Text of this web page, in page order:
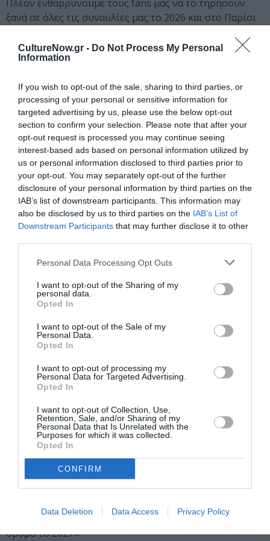
CultureNow.gr - Do Not Process My Personal
Information
If you wish to opt-out of the sale, sharing to third parties, or
processing of your personal or sensitive information for
targeted advertising by us, please use the below opt-out
section to confirm your selection. Please note that after your
opt-out request is processed you may continue seeing
interest-based ads based on personal information utilized by
us or personal information disclosed to third parties prior to
your opt-out. You may separately opt-out of the further
disclosure of your personal information by third parties on the
IAB’s list of downstream participants. This information may
also be disclosed by us to third parties on the IAB’s List of
Downstream Participants that may further disclose it to other
Personal Data Processing Opt Outs
I want to opt-out of the Sharing of my
personal data.
Opted In
I want to opt-out of the Sale of my
Personal Data.
Opted In
I want to opt-out of processing my
Personal Data for Targeted Advertising.
Opted In
I want to opt-out of Collection, Use,
Retention, Sale, and/or Sharing of my
Personal Data that Is Unrelated with the
Purposes for which it was collected.
Opted In
CONFIRM
Data Deletion Data Access Privacy Policy
Πλέον ενθαρρύνουμε τους fans μας να το τηρήσουν
ξανά σε όλες τις συναυλίες μας το 2026 και στο Παρίσι
εταιρεία που δημιουργεί χώρους χωρίς τηλέφωνα
όπου οι fans λαμβάνουν μια ασφαλή κλειδωμένη θήκη
πάνω τους όλη την ώρα. Η εταιρεία θα διευκολύνει
αυτή τη διαδικασία τελικά προς όφελος σας, των
υπέροχων fans μας δηλαδή, μιας και έτσι κι εσείς είμαι
βέβαιος ότι, όπως όλοι μας, δεν θέλετε να δείτε μια
σειρά από οθόνες κινητών τηλεφώνων στο πλάνο.
Επομένως, για να βοηθήσουμε το κινηματογραφικό μας
συνεργείο, θα κάνουμε αυτόν τον τεράστιο χώρο στο
La Défense εντελώς phone free με Yondr, ώστε να
διασφαλίσουμε ότι το show – και φυσικά όλοι εσείς στο
κοινό – θα φαίνεστε όσο το δυνατόν πιο φανταστικοί
Στα υπόλοιπα venues ζητάμε από τους fans να
απολαύσουν κάθε στιγμή της συναυλίας, αντί να
σηκώνουν το τηλέφωνό τους στον αέρα προσπαθώντας
αποτέλεσμα να ενοχλούν όσους βρίσκονται γύρω τους.
Έτσι, αν ένας λεγόμενος fan κοντά σας νομίζει ότι είναι
ιδιαίτερος και κινηματογραφεί αυτό που εγωιστικά
θέλει, παρακαλώ απλώς να του ζητήσετε πολύ ευγενικά
φυσικά, να βάλει το τηλέφωνό του «εκεί που δεν λάμπει
ο ήλιος!».
Και, όπως ανέφερα προηγουμένως, για όλους τους fans
μας εκτός Ευρώπης, σε καμία περίπτωση δεν σας
έχουμε ξεχάσει για αυτό έχουμε στα σκαριά μεγάλες
ανακοινώσεις που έρχονται αργότερα για το 2026. Να
είστε βέβαιοι ότι θα επισκεφθούμε όσο το δυνατόν
περισσότερους από εσάς το επόμενο έτος, πριν η
μπάντα κάνει ένα καλά κερδισμένο διάλειμμα από τον
δρόμο το 2027.»